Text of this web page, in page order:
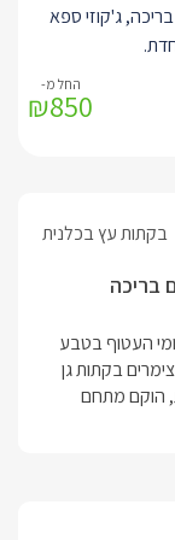
ג'קוזי ספא
מאובזרת
מרחב גדול
₪850
בקתות עץ בכלנית
בריכה